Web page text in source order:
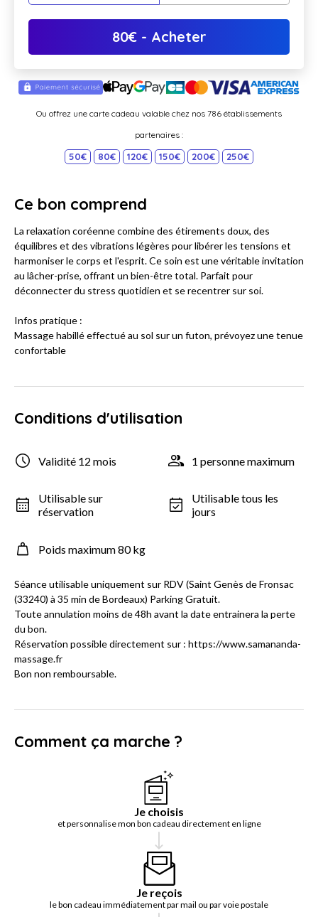
80€- Acheter
Ou offrez une carte cadeau valable chez nos 786 établissements
partenaires :
50€ 80€ 120€ 150€ 200€ 250€
Ce bon comprend
La relaxation coréenne combine des étirements doux, des
équilibres et des vibrations légères pour libérer les tensions et
harmoniser le corps et l'esprit. Ce soin est une véritable invitation
au lâcher-prise, offrant un bien-être total. Parfait pour
déconnecter du stress quotidien et se recentrer sur soi.
Infos pratique :
Massage habillé effectué au sol sur un futon, prévoyez une tenue
confortable
Conditions d'utilisation
Validité 12 mois 1 personne maximum
Utilisable sur
réservation
Utilisable tous les
jours
Poids maximum 80 kg
Séance utilisable uniquement sur RDV (Saint Genès de Fronsac
(33240) à 35 min de Bordeaux) Parking Gratuit.
Toute annulation moins de 48h avant la date entrainera la perte
du bon.
Réservation possible directement sur : https://www.samananda-
massage.fr
Bon non remboursable.
Comment ça marche ?
Je choisis
et personnalise mon bon cadeau directement en ligne
Je reçois
le bon cadeau immédiatement par mail ou par voie postale